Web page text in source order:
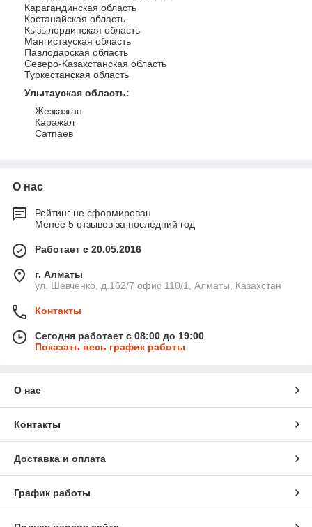
Карагандинская область
Костанайская область
Кызылординская область
Мангистауская область
Павлодарская область
Северо-Казахстанская область
Туркестанская область
Улытауская область:
Жезказган
Каражал
Сатпаев
О нас
Рейтинг не сформирован
Менее 5 отзывов за последний год
Работает с 20.05.2016
г. Алматы
ул. Шевченко, д.162/7 офис 110/1, Алматы, Казахстан
Контакты
Сегодня работает с 08:00 до 19:00
Показать весь график работы
О нас
Контакты
Доставка и оплата
График работы